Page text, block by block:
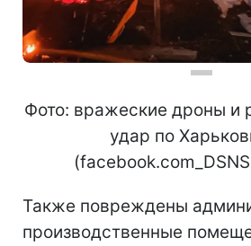
Фото: вражеские дроны и
удар по
Также повреждены
производственные